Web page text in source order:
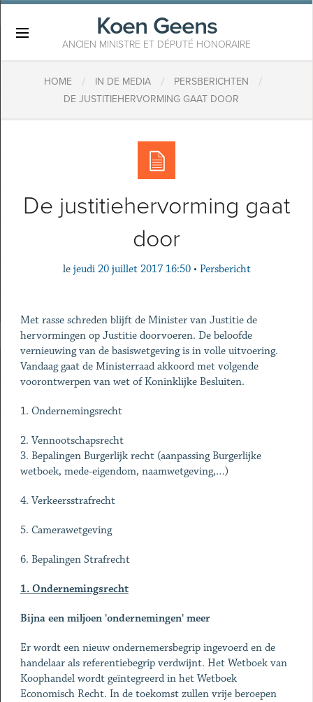
Koen Geens
ANCIEN MINISTRE ET DÉPUTÉ HONORAIRE
HOME / IN DE MEDIA / PERSBERICHTEN /
DE JUSTITIEHERVORMING GAAT DOOR
De justitiehervorming gaat
door
le jeudi 20 juillet 2017 16:50 • Persbericht
Met rasse schreden blijft de Minister van Justitie de
hervormingen op Justitie doorvoeren. De beloofde
vernieuwing van de basiswetgeving is in volle uitvoering.
Vandaag gaat de Ministerraad akkoord met volgende
voorontwerpen van wet of Koninklijke Besluiten.
1. Ondernemingsrecht
2. Vennootschapsrecht
3. Bepalingen Burgerlijk recht (aanpassing Burgerlijke
wetboek, mede-eigendom, naamwetgeving,…)
4. Verkeersstrafrecht
5. Camerawetgeving
6. Bepalingen Strafrecht
1. Ondernemingsrecht
Bijna een miljoen 'ondernemingen' meer
Er wordt een nieuw ondernemersbegrip ingevoerd en de
handelaar als referentiebegrip verdwijnt. Het Wetboek van
Koophandel wordt geïntegreerd in het Wetboek
Economisch Recht. In de toekomst zullen vrije beroepen